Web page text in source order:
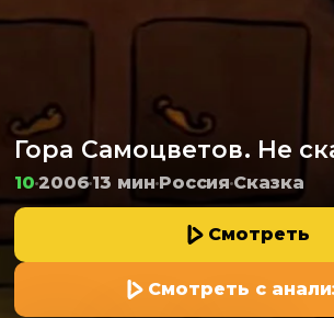
Гора Самоцветов. Не
10 200613 мин РоссияСказка
Смотреть
Смотреть с